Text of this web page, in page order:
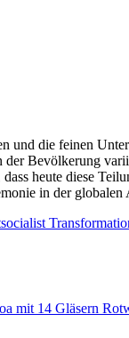
die feinen
Bevölkerung
heute diese
in der globalen
mit 14 Gläsern